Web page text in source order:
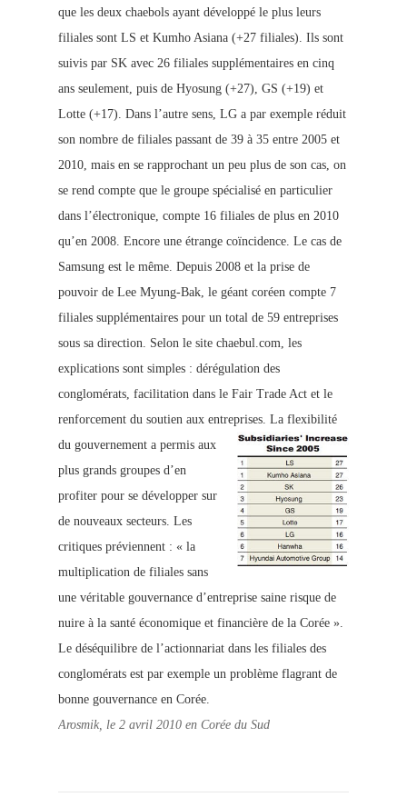
que les deux chaebols ayant développé le plus leurs
filiales sont LS et Kumho Asiana (+27 filiales). Ils sont
suivis par SK avec 26 filiales supplémentaires en cinq
ans seulement, puis de Hyosung (+27), GS (+19) et
Lotte (+17). Dans l’autre sens, LG a par exemple réduit
son nombre de filiales passant de 39 à 35 entre 2005 et
2010, mais en se rapprochant un peu plus de son cas, on
se rend compte que le groupe spécialisé en particulier
dans l’électronique, compte 16 filiales de plus en 2010
qu’en 2008. Encore une étrange coïncidence. Le cas de
Samsung est le même. Depuis 2008 et la prise de
pouvoir de Lee Myung-Bak, le géant coréen compte 7
filiales supplémentaires pour un total de 59 entreprises
sous sa direction. Selon le site chaebul.com, les
explications sont simples : dérégulation des
conglomérats, facilitation dans le Fair Trade Act et le
renforcement du soutien aux entreprises. La flexibilité
du gouvernement a permis aux
plus grands groupes d’en
profiter pour se développer sur
de nouveaux secteurs. Les
critiques préviennent : « la
multiplication de filiales sans
une véritable gouvernance d’entreprise saine risque de
nuire à la santé économique et financière de la Corée ».
Le déséquilibre de l’actionnariat dans les filiales des
conglomérats est par exemple un problème flagrant de
bonne gouvernance en Corée.
Arosmik, le 2 avril 2010 en Corée du Sud